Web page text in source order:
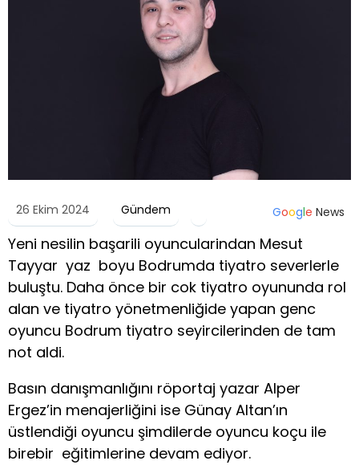
26 Ekim 2024 Gündem Google News
Yeni nesilin başarili oyuncularindan Mesut
Tayyar yaz boyu Bodrumda tiyatro severlerle
buluştu. Daha önce bir cok tiyatro oyununda rol
alan ve tiyatro yönetmenliğide yapan genc
oyuncu Bodrum tiyatro seyircilerinden de tam
not aldi.
Basın danışmanlığını röportaj yazar Alper
Ergez’in menajerliğini ise Günay Altan’ın
üstlendiği oyuncu şimdilerde oyuncu koçu ile
birebir eğitimlerine devam ediyor.